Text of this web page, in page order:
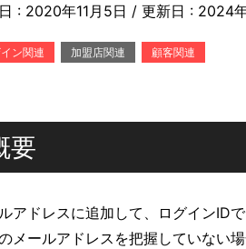
: 2020年11月5日 / 更新日 : 2024
ン関連 加盟店関連 顧客関連
要
アドレスに追加して、ログインID
メールアドレスを把握していない場